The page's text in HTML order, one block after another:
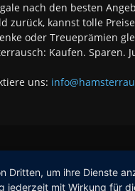
nach den besten
zurück, kannst tolle
oder Treueprämien
Kaufen. Sparen.
uns:
Dritten, um ihre Dienste
jederzeit mit Wirkung für